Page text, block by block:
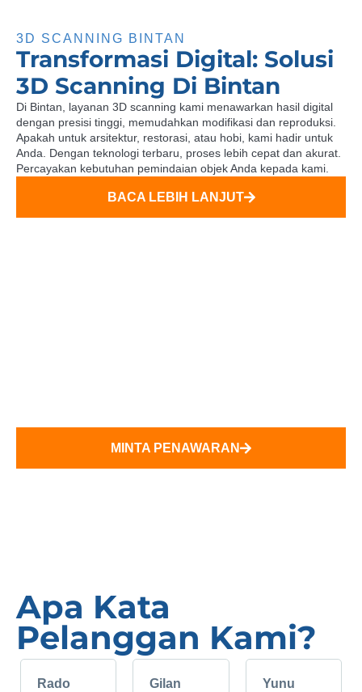
3D SCANNING BINTAN
Transformasi Digital: Solusi
3D Scanning Di Bintan
Di Bintan, layanan 3D scanning kami menawarkan hasil digital
dengan presisi tinggi, memudahkan modifikasi dan reproduksi.
Apakah untuk arsitektur, restorasi, atau hobi, kami hadir untuk
Anda. Dengan teknologi terbaru, proses lebih cepat dan akurat.
Percayakan kebutuhan pemindaian objek Anda kepada kami.
BACA LEBIH LANJUT
MINTA PENAWARAN
Apa Kata
Pelanggan Kami?
Rado
Gilan
Yunu